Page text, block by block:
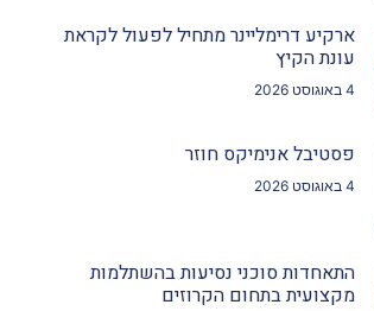
ארקיע דרימליינר מתחיל לפעול לקראת
עונת הקיץ
4 באוגוסט 2026
פסטיבל אנימיקס חוזר
4 באוגוסט 2026
התאחדות סוכני נסיעות בהשתלמות
מקצועית בתחום הקרוזים